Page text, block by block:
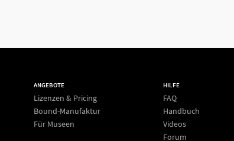
ANGEBOTE
Lizenzen & Pricing
Bound-Manufaktur
Für Museen
HILFE
FAQ
Handbuch
Videos
Forum